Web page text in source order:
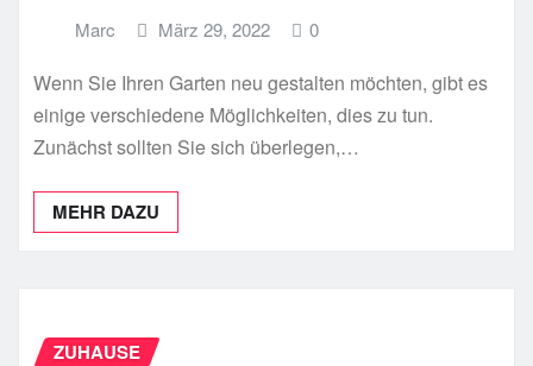
Marc März 29, 2022 0
Wenn Sie Ihren Garten neu gestalten möchten, gibt es
einige verschiedene Möglichkeiten, dies zu tun.
Zunächst sollten Sie sich überlegen,…
MEHR DAZU
ZUHAUSE